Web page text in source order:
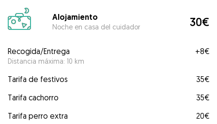
Alojamiento
Noche en casa del cuidador 30€
Recogida/Entrega
Distancia máxima: 10 km
+8€
Tarifa de festivos
35€
Tarifa cachorro
35€
Tarifa perro extra
20€